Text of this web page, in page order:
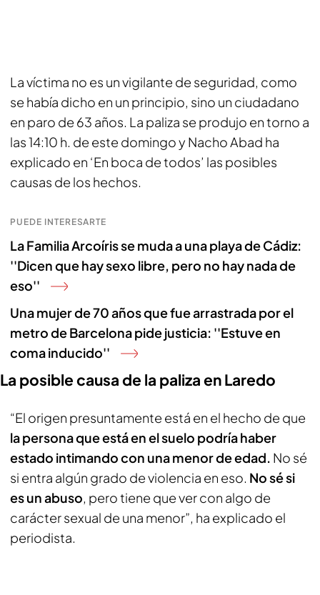
La víctima no es un vigilante de seguridad, como
se había dicho en un principio, sino un ciudadano
en paro de 63 años. La paliza se produjo en torno a
las 14:10 h. de este domingo y Nacho Abad ha
explicado en ‘En boca de todos’ las posibles
causas de los hechos.
PUEDE INTERESARTE
La Familia Arcoíris se muda a una playa de Cádiz:
''Dicen que hay sexo libre, pero no hay nada de
eso''
Una mujer de 70 años que fue arrastrada por el
metro de Barcelona pide justicia: ''Estuve en
coma inducido''
La posible causa de la paliza en Laredo
“El origen presuntamente está en el hecho de que
la persona que está en el suelo podría haber
estado intimando con una menor de edad. No sé
si entra algún grado de violencia en eso. No sé si
es un abuso, pero tiene que ver con algo de
carácter sexual de una menor”, ha explicado el
periodista.